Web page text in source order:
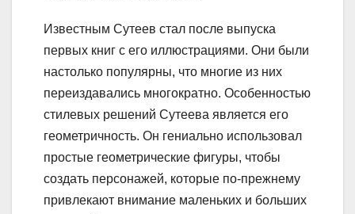
Известным Сутеев стал после выпуска
первых книг с его иллюстрациями. Они были
настолько популярны, что многие из них
переиздавались многократно. Особенностью
стилевых решений Сутеева является его
геометричность. Он гениально использовал
простые геометрические фигуры, чтобы
создать персонажей, которые по-прежнему
привлекают внимание маленьких и больших